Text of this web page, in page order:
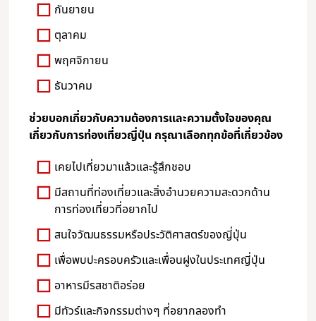
กันยายน
ตุลาคม
พฤศจิกายน
ธันวาคม
ช่วยบอกเกี่ยวกับความต้องการและความตั้งใจของคุณ
เกี่ยวกับการท่องเที่ยวญี่ปุ่น กรุณาเลือกทุกข้อที่เกี่ยวข้อง
เคยไปเที่ยวมาแล้วและรู้สึกชอบ
มีสถานที่ท่องเที่ยวและสิ่งอำนวยความสะดวกด้าน
การท่องเที่ยวที่อยากไป
สนใจวัฒนธรรมหรือประวัติศาสตร์ของญี่ปุ่น
เพื่อพบปะครอบครัวและเพื่อนฝูงในประเทศญี่ปุ่น
อาหารมีรสชาติอร่อย
มีทัวร์และกิจกรรมต่างๆ ที่อยากลองทำ